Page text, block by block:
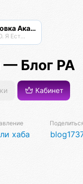
Расшифровка Акаши
Всё Есть КО. Я Есть КО.
Блог РА
Кабинет
хаба